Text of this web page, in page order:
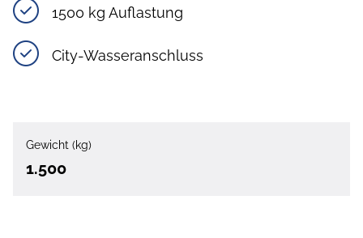
1500 kg Auflastung
City-Wasseranschluss
Gewicht (kg)
1.500